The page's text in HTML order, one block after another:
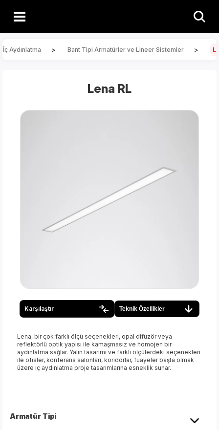
İç Aydınlatma > Bant Tipi Armatürler ve Lineer Sistemler >
Lena RL
Karşılaştır Teknik Özellikler
Lena, bir çok farklı ölçü seçenekleri, opal difüzör veya
reflektörlü optik yapısı ile kamaşmasız ve homojen bir
aydınlatma sağlar. Yalın tasarımı ve farklı ölçülerdeki seçenekleri
ile ofisler, konferans salonları, koridorlar, fuayeler başta olmak
üzere iç aydınlatma proje tasarımlarına esneklik sunar.
Armatür Tipi